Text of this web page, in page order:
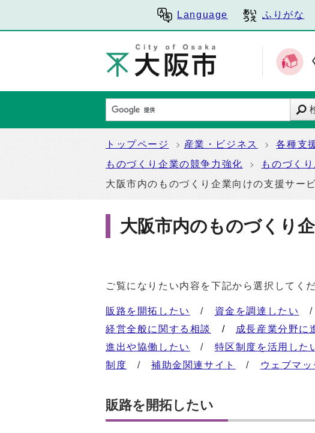
Language ふりがな
トップページ 産業・ビジネス 各種支
ものづくり企業の競争力強化
ものづく
大阪市内のものづくり企業向けの支援サー
大阪市内のものづくり
ご覧になりたい内容を下記から選択してくだ
販路を開拓したい / 資金を調達したい
経営全般に関する相談
/ 成長産業分野に
進出や協働したい
/ 特区制度を活用した
制度 /補助金関連サイト / ウェブマ
販路を開拓したい